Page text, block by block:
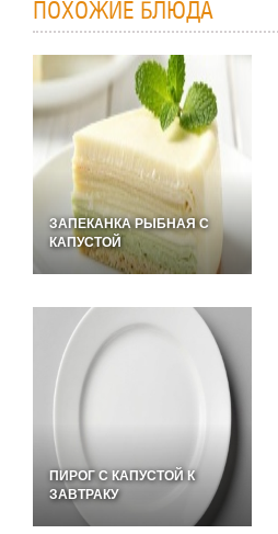
ПОХОЖИЕ БЛЮДА
ЗАПЕКАНКА РЫБНАЯ С
КАПУСТОЙ
ПИРОГ С КАПУСТОЙ К
ЗАВТРАКУ